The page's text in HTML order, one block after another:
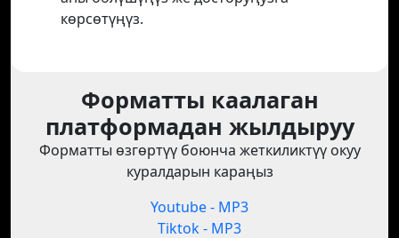
көрсөтүңүз.
Форматты каалаган
платформадан жылдыруу
Форматты өзгөртүү боюнча жеткиликтүү окуу
куралдарын караңыз
Youtube - MP3
Tiktok - MP3